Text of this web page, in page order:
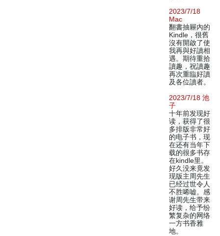
2023/7/18
Mac
翻書抽屜內的
Kindle，很舊
沒有開啟了使
我再與好讀相
遇。期待重拾
讀趣，祝讀趣
再次重臨好讀
及各位讀者。
2023/7/18 池
子
十年前发现好
读，获得了很
多排版非常好
的电子书，现
在还有当年下
载的很多书存
在kindle里。
好久没来竟发
现版主周先生
已经过世令人
不胜唏嘘。感
谢周先生带来
好读，给予纷
繁复杂的网络
一方书香雅
地。